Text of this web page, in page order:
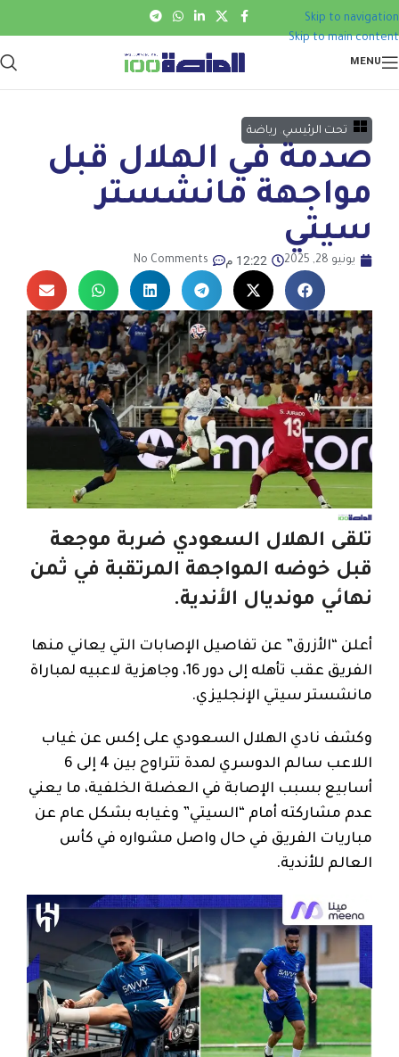
Skip to navigation
Skip to main content
MENU
تحت الرئيسي رياضة
صدمة في الهلال قبل
مواجهة مانشستر
سيتي
يونيو 28, 2025 12:22 م No Comments
تلقى الهلال السعودي ضربة موجعة
قبل خوضه المواجهة المرتقبة في ثمن
نهائي مونديال الأندية.
أعلن “الأزرق” عن تفاصيل الإصابات التي يعاني منها
الفريق عقب تأهله إلى دور 16، وجاهزية لاعبيه لمباراة
مانشستر سيتي الإنجليزي.
وكشف نادي الهلال السعودي على إكس عن غياب
اللاعب سالم الدوسري لمدة تتراوح بين 4 إلى 6
أسابيع بسبب الإصابة في العضلة الخلفية، ما يعني
عدم مشاركته أمام “السيتي” وغيابه بشكل عام عن
مباريات الفريق في حال واصل مشواره في كأس
العالم للأندية.